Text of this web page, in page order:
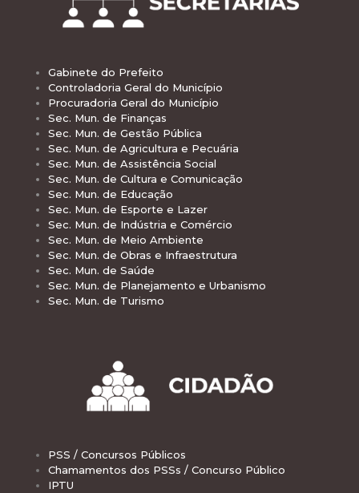
Gabinete do Prefeito
Controladoria Geral do Município
Procuradoria Geral do Município
Sec. Mun. de Finanças
Sec. Mun. de Gestão Pública
Sec. Mun. de Agricultura e Pecuária
Sec. Mun. de Assistência Social
Sec. Mun. de Cultura e Comunicação
Sec. Mun. de Educação
Sec. Mun. de Esporte e Lazer
Sec. Mun. de Indústria e Comércio
Sec. Mun. de Meio Ambiente
Sec. Mun. de Obras e Infraestrutura
Sec. Mun. de Saúde
Sec. Mun. de Planejamento e Urbanismo
Sec. Mun. de Turismo
PSS / Concursos Públicos
Chamamentos dos PSSs / Concurso Público
IPTU